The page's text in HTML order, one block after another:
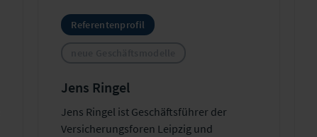
Referentenprofil
Jens Ringel
Jens Ringel ist Geschäftsführer der
Versicherungsforen Leipzig und